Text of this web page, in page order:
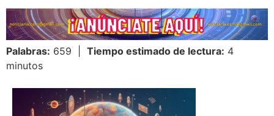
Palabras: 659 | Tiempo estimado de lectura: 4
minutos